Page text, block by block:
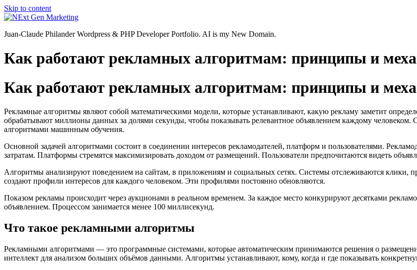
Skip to content
Juan-Claude Philander Wordpress & PHP Developer Portfolio. AI is my New Domain.
Как работают рекламных алгоритмам: принципы и
Как работают рекламных алгоритмам: принципы и
Рекламные алгоритмы являют собой математическими модели, которые устанавливают, какую рекламу заметит
обрабатывают миллионы данных за долями секунды, чтобы показывать релевантное объявлением каждому человеком.
алгоритмами машинным обучения.
Основной задачей алгоритмами состоит в соединении интересов рекламодателей, платформ и пользователями.
затратам. Платформы стремятся максимизировать доходом от размещений. Пользователи предпочитаются видеть
Алгоритмы анализируют поведением на сайтам, в приложениям и социальных сетях. Системы отслеживаются клики,
создают профили интересов для каждого человеком. Эти профилями постоянно обновляются.
Показом рекламы происходит через аукционами в реальном временем. За каждое место конкурируют десятками
объявлением. Процессом занимается менее 100 миллисекунд.
Что такое рекламными алгоритмы
Рекламными алгоритмами — это программные системами, которые автоматическим принимаются решения о
интеллект для анализом больших объёмов данными. Алгоритмы устанавливают, кому, когда и где показывать